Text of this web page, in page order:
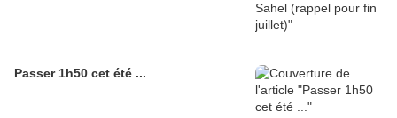
Passer 1h50 cet été ...